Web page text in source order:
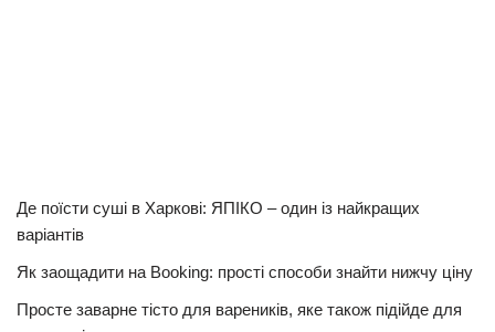
Де поїсти суші в Харкові: ЯПІКО – один із найкращих
варіантів
Як заощадити на Booking: прості способи знайти нижчу ціну
Просте заварне тісто для вареників, яке також підійде для